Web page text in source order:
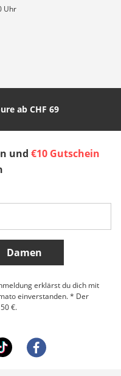
Italien (Deutsch)
Norge
Uhr
ab CHF 69
und €10 Gutschein
Damen
erklärst du dich mit
einverstanden. * Der
€.